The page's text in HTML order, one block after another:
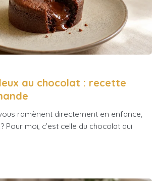
au chocolat : recette
ramènent directement en enfance,
Pour moi, c’est celle du chocolat qui